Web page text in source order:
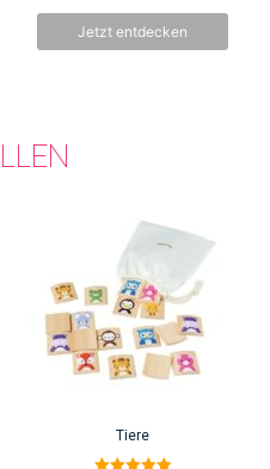
5
Jetzt entdecken
Tiere